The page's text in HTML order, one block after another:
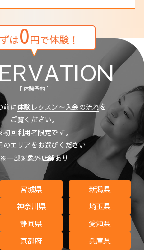
は0円で体験！
［ 体験予約 ］
前に体験レッスン〜入会の流れを
ご覧ください。
回利用者限定です。
のエリアをお選びください
※一部対象外店舗あり
宮城県
新潟県
神奈川県
埼玉県
静岡県
愛知県
京都府 兵庫県